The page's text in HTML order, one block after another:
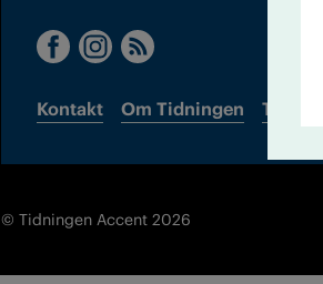
Kontakt Om Tidningen
© Tidningen Accent 2026